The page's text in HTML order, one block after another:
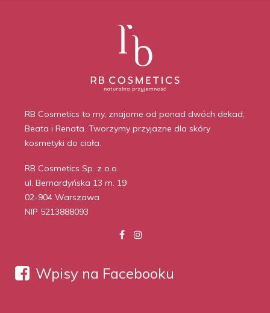
RB Cosmetics to my, znajome od ponad dwóch dekad,
Beata i Renata. Tworzymy przyjazne dla skóry
kosmetyki do ciała.
RB Cosmetics Sp. z o.o.
ul. Bernardyńska 13 m. 19
02-904 Warszawa
NIP 5213888093
Wpisy na Facebooku